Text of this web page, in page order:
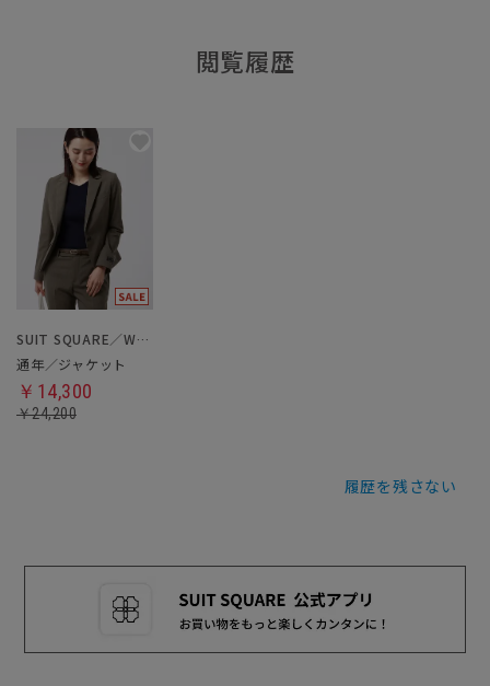
閲覧履歴
SUIT SQUARE／WHITE
通年／ジャケット
￥14,300
￥24,200
履歴を残さない